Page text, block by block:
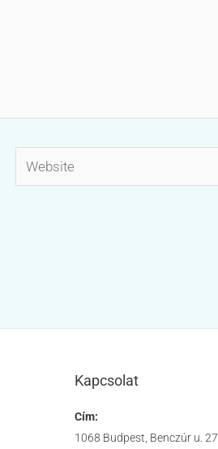
Website
Kapcsolat
Cím:
1068 Budpest, Benczúr u. 27.